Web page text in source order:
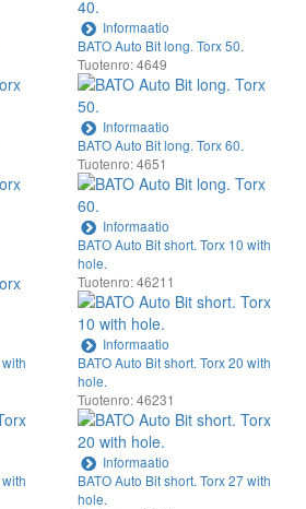
Informaatio
BATO Auto Bit long. Torx 50.
Tuotenro: 4649
Informaatio
BATO Auto Bit long. Torx 60.
Tuotenro: 4651
Informaatio
BATO Auto Bit short. Torx 10 with
hole.
Tuotenro: 46211
Informaatio
BATO Auto Bit short. Torx 20 with
hole.
Tuotenro: 46231
Informaatio
BATO Auto Bit short. Torx 27 with
hole.